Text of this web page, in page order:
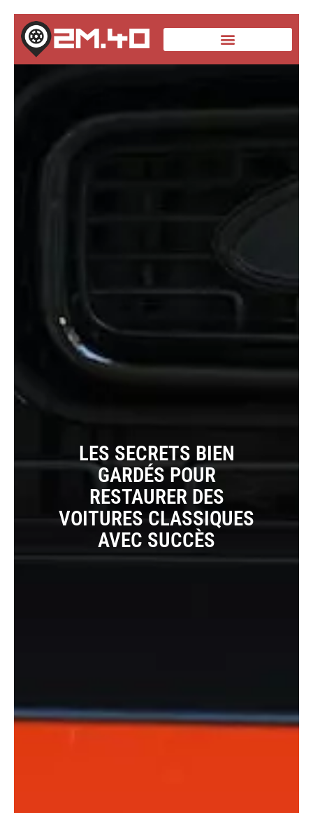
LES SECRETS BIEN
GARDÉS POUR
RESTAURER DES
VOITURES CLASSIQUES
AVEC SUCCÈS